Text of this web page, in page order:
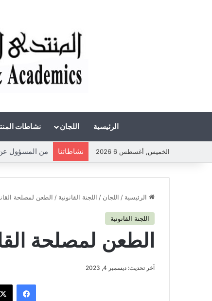
الرئيسية اللجان نشاطات
الخميس, أغسطس 6 2026 نشاطاتنا من المسؤول عن
الرئيسية / اللجان / اللجنة القانونية / الطعن لمصلحة
اللجنة القانونية
الطعن لمصلحة
آخر تحديث: ديسمبر 4, 2023
فيسبوك